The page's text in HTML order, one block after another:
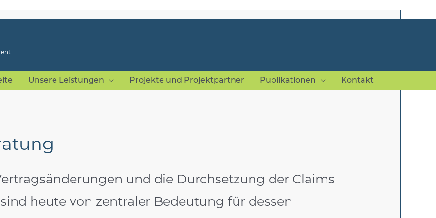
Unsere Leistungen Projekte und Projektpartner Publikationen Kontakt
und die Durchsetzung der Claims
heute von zentraler Bedeutung für dessen